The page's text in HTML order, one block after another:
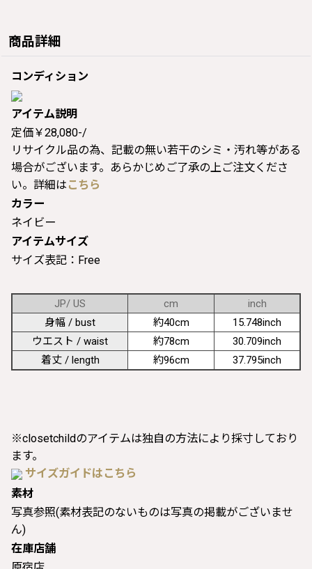
商品詳細
コンディション
アイテム説明
定価￥28,080-/
リサイクル品の為、記載の無い若干のシミ・汚れ等がある
場合がございます。あらかじめご了承の上ご注文くださ
い。詳細は こちら
カラー
ネイビー
アイテムサイズ
サイズ表記：Free
JP/ US cm
inch
身幅 / bust
約40cm
15.748inch
ウエスト / waist
約78cm
30.709inch
着丈 / length
約96cm 37.795inch
※closetchildのアイテムは独自の方法により採寸しており
ます。
サイズガイドはこちら
素材
写真参照(素材表記のないものは写真の掲載がございませ
ん)
在庫店舗